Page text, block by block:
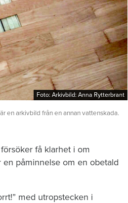
Foto: Arkivbild: Anna Rytterbrant
Foto: Arkivbild: Anna Rytterbrant
en arkivbild från en annan vattenskada.
få klarhet i om
en påminnelse om en obetald
med utropstecken i